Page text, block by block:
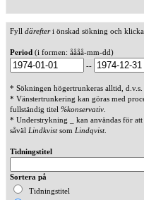
Fyll därefteri önskad sökning och
Period (i formen: åååå-mm-dd)
--
* Sökningen högertrunkeras alltid, d.v.s.
* Vänstertrunkering kan göras med
fullständig titel %konservativ
* Understrykning _ kan användas för att
såväl Lindkvistsom Lindqvist.
Tidningstitel
Sortera på
Tidningstitel